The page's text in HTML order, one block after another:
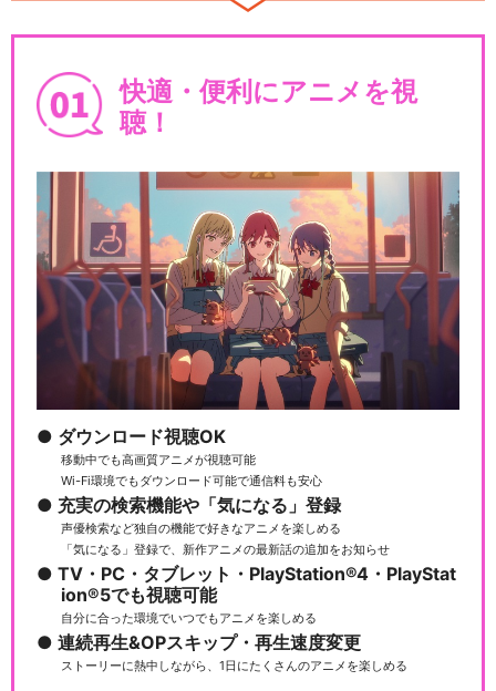
快適・便利にアニメを視
聴！
ダウンロード視聴OK
移動中でも高画質アニメが視聴可能
Wi-Fi環境でもダウンロード可能で通信料も安心
充実の検索機能や「気になる」登録
声優検索など独自の機能で好きなアニメを楽しめる
「気になる」登録で、新作アニメの最新話の追加をお知らせ
TV・PC・タブレット・PlayStation®4・PlayStat
ion®5でも視聴可能
自分に合った環境でいつでもアニメを楽しめる
連続再生&OPスキップ・再生速度変更
ストーリーに熱中しながら、1日にたくさんのアニメを楽しめる